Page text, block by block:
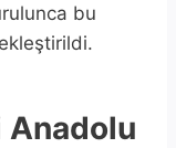
bu
Anadolu